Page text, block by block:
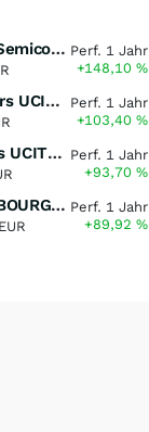
iShares MSCI Global Semiconductors UCITS ETF USD (Acc) Perf. 1 Jahr
+148,10 %
Global X Copper Miners UCITS ETF USD Acc
Perf. 1 Jahr
+103,40 %
iShares Copper Miners UCITS ETF Perf. 1 Jahr
+93,70 %
MULTI UNITS LUXEMBOURG - Lyxor MSCI Semiconductors ESG Filtered Perf. 1 Jahr
+89,92 %